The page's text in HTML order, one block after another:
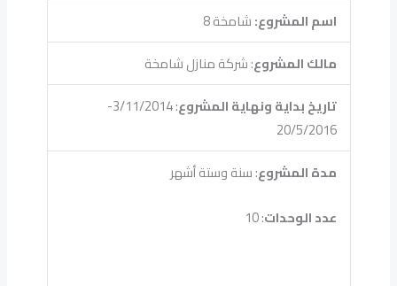
اسم المشروع:شامخة 8
مالك المشروع: شركة منازل شامخة
تاريخ بداية ونهاية المشروع
: 3/11/2014-
20/5/2016
مدة المشروع: سنة وستة أشهر
عدد الوحدات: 10